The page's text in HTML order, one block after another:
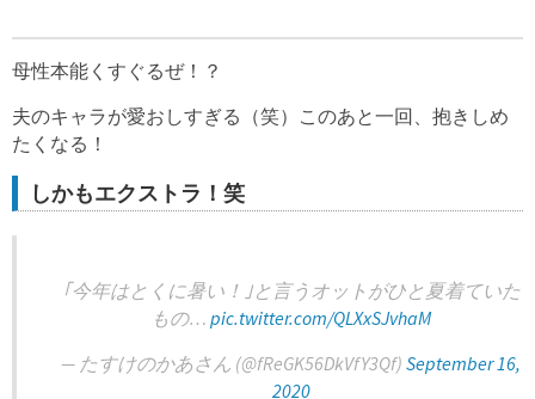
母性本能くすぐるぜ！？
夫のキャラが愛おしすぎる（笑）このあと一回、抱きしめ
たくなる！
しかもエクストラ！笑
｢今年はとくに暑い！｣と言うオットがひと夏着ていた
もの… pic.twitter.com/QLXxSJvhaM
— たすけのかあさん (@fReGK56DkVfY3Qf) September 16,
2020